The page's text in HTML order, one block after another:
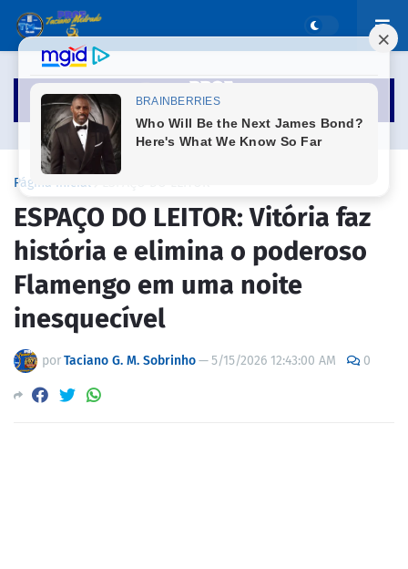
Página inicial
ESPAÇO DO LEITOR: Vitória faz
história e elimina o poderoso
Flamengo em uma noite
inesquecível
porTaciano G. M. Sobrinho—5/15/2026 12:43:00 AM 0